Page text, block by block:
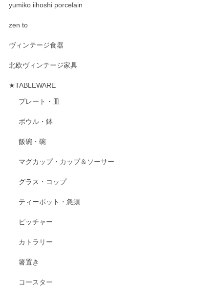
yumiko iihoshi porcelain
zen to
ヴィンテージ食器
北欧ヴィンテージ家具
★TABLEWARE
プレート・皿
ボウル・鉢
飯碗・碗
マグカップ・カップ＆ソーサー
グラス・コップ
ティーポット・急須
ピッチャー
カトラリー
箸置き
コースター